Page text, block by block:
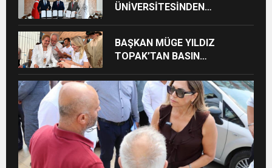
ÜNİVERSİTESİNDEN
BAŞKAN MÜGE YILDIZ
TOPAK’TAN BASIN
BULUŞMASI